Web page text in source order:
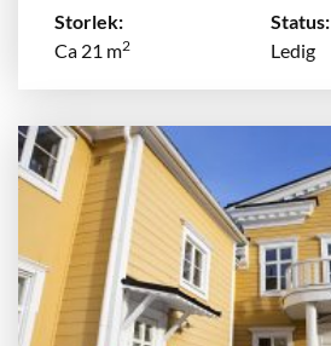
Storlek:
Status:
Ca 21 m2 Ledig